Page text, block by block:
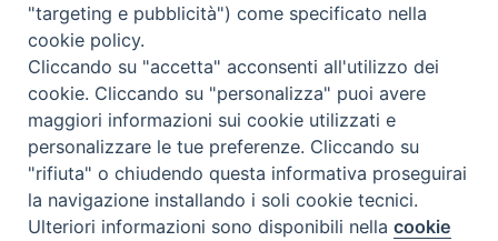
l m m g v s
d
27
28
3
4 5 6 7 8
9
10
11 12 13 14 15
17
18 19 21
24 25 26 27 28 29 30
"targeting e pubblicità") come specificato nella
cookie policy.
Cliccando su "accetta" acconsenti all'utilizzo dei
cookie. Cliccando su "personalizza" puoi avere
maggiori informazioni sui cookie utilizzati e
personalizzare le tue preferenze. Cliccando su
"rifiuta" o chiudendo questa informativa proseguirai
la navigazione installando i soli cookie tecnici.
Ulteriori informazioni sono disponibili nellacookie